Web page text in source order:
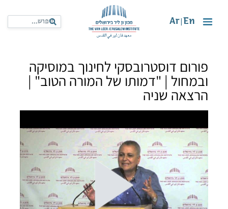
En
Ar
פורום דוסטרובסקי לחינוך במוסיקה
ובמחול | "דמותו של המורה הטוב" |
הרצאה שניה